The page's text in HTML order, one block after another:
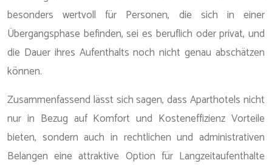
besonders wertvoll für Personen, die sich in einer
Übergangsphase befinden, sei es beruflich oder privat, und
die Dauer ihres Aufenthalts noch nicht genau abschätzen
können.
Zusammenfassend lässt sich sagen, dass Aparthotels nicht
nur in Bezug auf Komfort und Kosteneffizienz Vorteile
bieten, sondern auch in rechtlichen und administrativen
Belangen eine attraktive Option für Langzeitaufenthalte